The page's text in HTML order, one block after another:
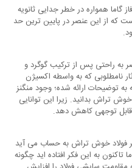
گاما همواره در خطر جدایی ثانویه
که از این عنصر در پایین ترین حد
به راحتی پس از ترکیب گوگرد و
نامطلوبی که به واسطه اکسیژن
توضیحات ارائه شده؛ وجود منگنز
تراش بدانید. زیرا این توانایی
قابل توجهی کاهش دهد.
فولاد خوش تراش به حساب می آید
به این فکر افتاده اید چگونه